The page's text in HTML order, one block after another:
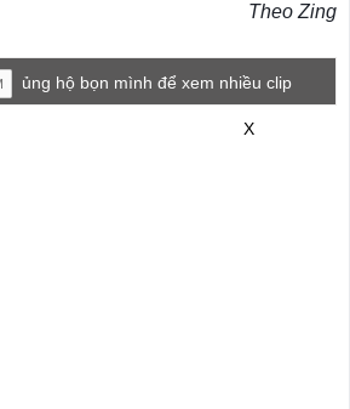
Theo Zing
ủng hộ bọn mình để xem nhiều clip
X